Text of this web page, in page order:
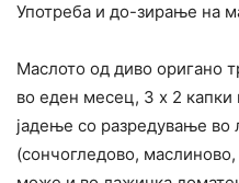
Употреба и до-зирање на
Маслото од диво оригано
во еден месец, 3 x 2
јадење со разредување во
(сончогледово,